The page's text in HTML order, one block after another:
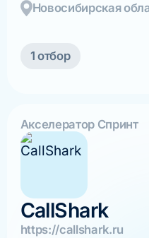
Новосибирская
1 отбор
Акселератор Спринт
CallShark
https://callshark.ru